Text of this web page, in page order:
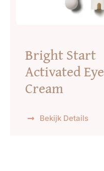
Bright Start
Activated Eye
Cream
Bekijk Details